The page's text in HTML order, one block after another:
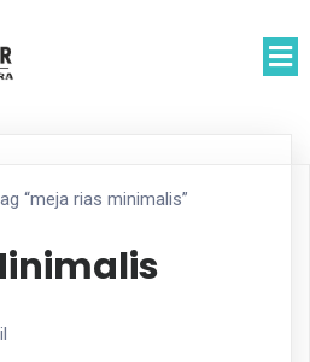
“meja rias minimalis”